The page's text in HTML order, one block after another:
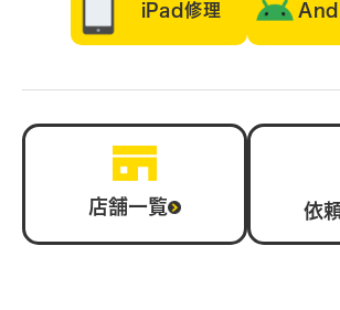
iPad修理
店舗一覧 依